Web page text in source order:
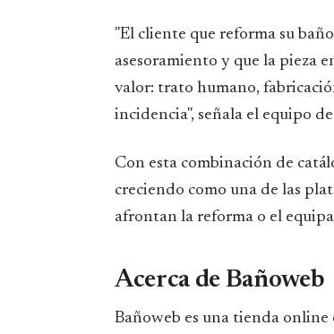
"El cliente que reforma su
asesoramiento y que la pieza
valor: trato humano,
incidencia", señala el equipo
Con esta combinación de
creciendo como una de las
afrontan la reforma o el
Acerca de Bañoweb
Bañoweb es una tienda online